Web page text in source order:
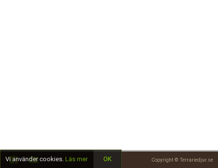
Copyright © Terrariedjur.se
Vi använder cookies. Läs mer OK